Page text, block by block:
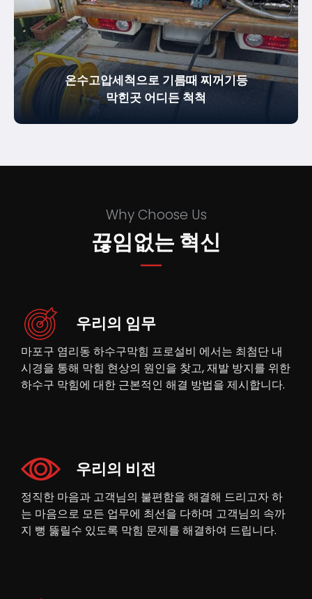
온수고압세척으로 기름때 찌꺼기등
막힌곳 어디든 척척
Why Choose Us
끊임없는 혁신
우리의 임무
마포구 염리동 하수구막힘 프로설비 에서는 최첨단 내
시경을 통해 막힘 현상의 원인을 찾고, 재발 방지를 위한
하수구 막힘에 대한 근본적인 해결 방법을 제시합니다.
우리의 비전
정직한 마음과 고객님의 불편함을 해결해 드리고자 하
는 마음으로 모든 업무에 최선을 다하며 고객님의 속까
지 뻥 뚫릴수 있도록 막힘 문제를 해결하여 드립니다.